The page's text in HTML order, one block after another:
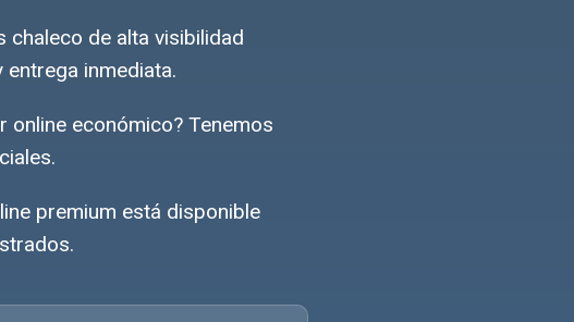
chaleco de alta visibilidad
inmediata.
online económico? Tenemos
premium está disponible